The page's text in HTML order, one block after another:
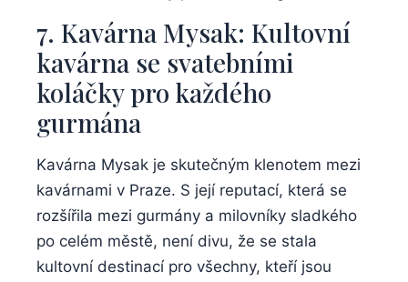
7. Kavárna Mysak: Kultovní
kavárna se svatebními
koláčky pro každého
gurmána
Kavárna Mysak je skutečným klenotem mezi
kavárnami v Praze. S její reputací, která se
rozšířila mezi gurmány a milovníky sladkého
po celém městě, není divu, že se stala
kultovní destinací pro všechny, kteří jsou